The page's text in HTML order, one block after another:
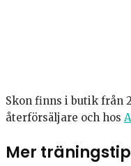
Skon finns i butik från
återförsäljare och hos
Mer